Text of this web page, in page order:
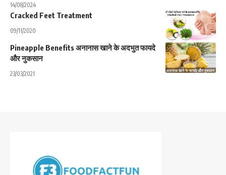
14/08/2024
Cracked Feet Treatment
09/11/2020
Pineapple Benefits अनानास खाने के अदभुत फायदे
और नुकसान
23/03/2021